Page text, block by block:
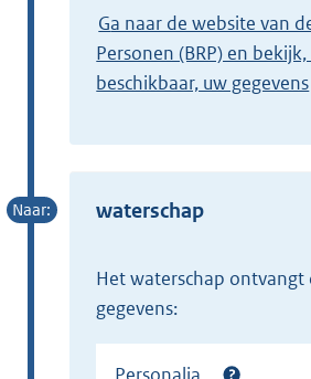
Ga naar de website van de Basisregistratie
Personen (BRP) en
beschikbaar, uw gegevens
waterschap
het waterschap ontvangt de volgende
gegevens: